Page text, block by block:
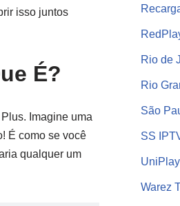
isso juntos
É?
Imagine uma
É como se você
qualquer um
Rio de
Rio
São
SS
UniPlay
Warez